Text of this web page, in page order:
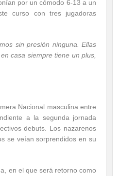
por un cómodo 6-13 a un
curso con tres jugadoras
sin presión ninguna. Ellas
casa siempre tiene un plus,
Nacional masculina entre
a la segunda jornada
debuts. Los nazarenos
se veían sorprendidos en su
en el que será retorno como